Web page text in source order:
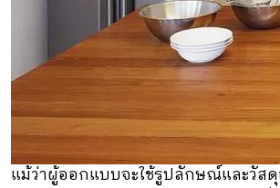
แม้ว่าผู้ออกแบบจะใช้รูปลักษณ์และวัส